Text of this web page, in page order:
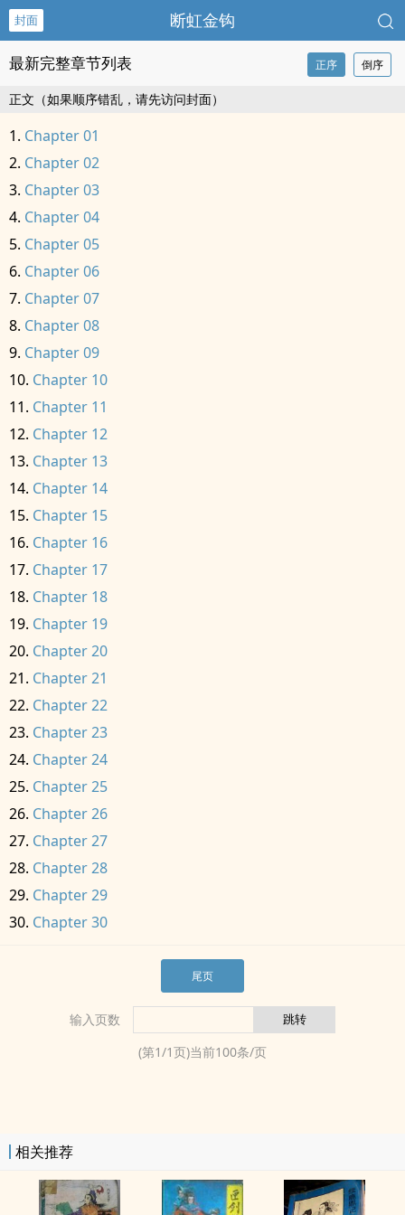
封面 断虹金钩
最新完整章节列表 正序 倒序
正文（如果顺序错乱，请先访问封面）
Chapter 01
Chapter 02
Chapter 03
Chapter 04
Chapter 05
Chapter 06
Chapter 07
Chapter 08
Chapter 09
Chapter 10
Chapter 11
Chapter 12
Chapter 13
Chapter 14
Chapter 15
Chapter 16
Chapter 17
Chapter 18
Chapter 19
Chapter 20
Chapter 21
Chapter 22
Chapter 23
Chapter 24
Chapter 25
Chapter 26
Chapter 27
Chapter 28
Chapter 29
Chapter 30
尾页
输入页数
(第1/1页)当前100条/页
相关推荐